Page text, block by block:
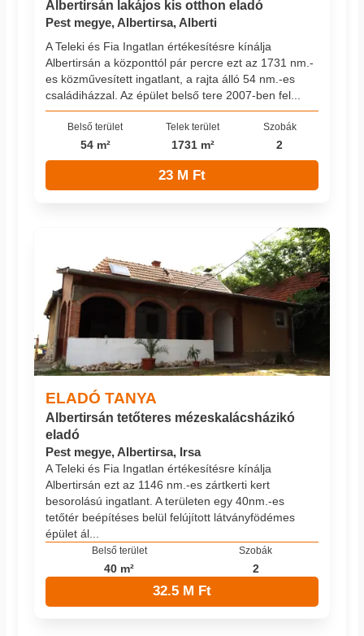
Albertirsán lakájos kis otthon eladó
Pest megye, Albertirsa, Alberti
A Teleki és Fia Ingatlan értékesítésre kínálja
Albertirsán a központtól pár percre ezt az 1731 nm.-
es közművesített ingatlant, a rajta álló 54 nm.-es
családiházzal. Az épület belső tere 2007-ben fel...
Belső terület
54 m²
Telek terület
1731 m²
Szobák
2
23 M Ft
ELADÓ TANYA
Albertirsán tetőteres mézeskalácsházikó
eladó
Pest megye, Albertirsa, Irsa
A Teleki és Fia Ingatlan értékesítésre kínálja
Albertirsán ezt az 1146 nm.-es zártkerti kert
besorolású ingatlant. A területen egy 40nm.-es
tetőtér beépítéses belül felújított látványfödémes
épület ál...
Belső terület
40 m²
Szobák
2
32.5 M Ft